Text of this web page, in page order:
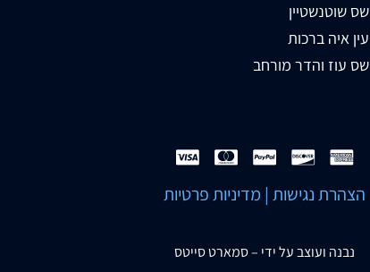
שס שוטנשטיין
עין איה ברכות
שס עוז והדר מורחב
הצהרת נגישות | מדיניות פרטיות
נבנה ועוצב על ידי –סמארט סייטס